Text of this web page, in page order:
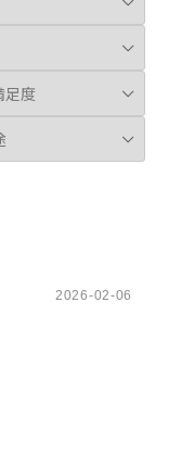
2026-02-06